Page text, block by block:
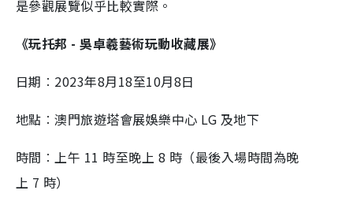
是參觀展覽似乎比較實際。
《玩托邦 - 吳卓羲藝術玩動收藏展》
日期︰2023年8月18至10月8日
地點︰澳門旅遊塔會展娛樂中心 LG 及地下
時間︰上午 11 時至晚上 8 時（最後入場時間為晚
上 7 時）